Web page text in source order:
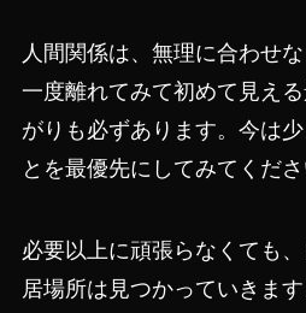
人間関係は、無理に合わせな
一度離れてみて初めて見え
がりも必ずあります。今は
とを最優先にしてみてくださ
必要以上に頑張らなくても
居場所は見つかっていきます